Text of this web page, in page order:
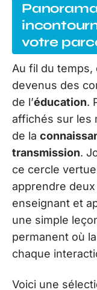
votre
Au fil du
devenus des
de l’éducation.
affichés sur les
de la
transmission.
ce cercle
apprendre deux
enseignant et
une simple
permanent où
chaque
Voici une